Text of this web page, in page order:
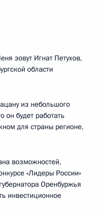
зовут Игнат Петухов,
области
из небольшого
он будет работать
для страны регионе,
возможностей,
«Лидеры России»
Оренбуржья
инвестиционное